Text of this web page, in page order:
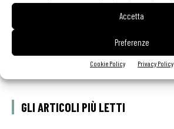
Accetta
Preferenze
Cookie Policy Privacy Policy
GLI ARTICOLI PIÙ LETTI